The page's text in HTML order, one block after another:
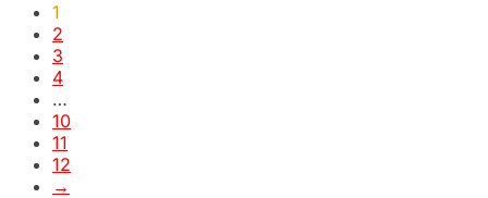
1
2
3
4
…
10
11
12
→